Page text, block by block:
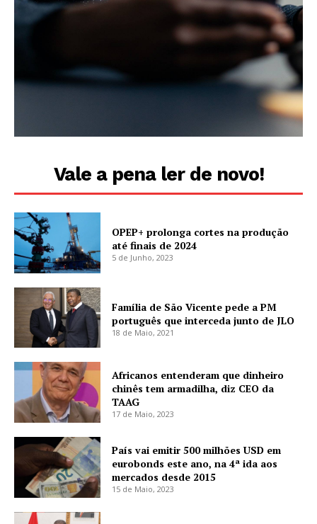
Vale a pena ler de novo!
OPEP+ prolonga cortes na produção
até finais de 2024
5 de Junho, 2023
Família de São Vicente pede a PM
português que interceda junto de JLO
18 de Maio, 2021
Africanos entenderam que dinheiro
chinês tem armadilha, diz CEO da
TAAG
17 de Maio, 2023
País vai emitir 500 milhões USD em
eurobonds este ano, na 4ª ida aos
mercados desde 2015
15 de Maio, 2023